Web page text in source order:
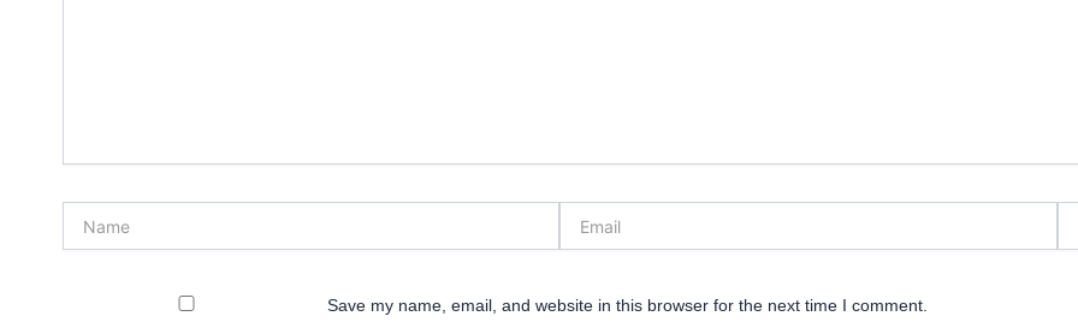
Save my name, email, and website in this browser for the next time I comment.